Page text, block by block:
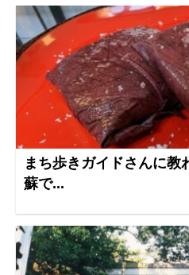
まち歩きガイドさんに
蘇で...